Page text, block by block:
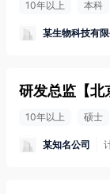
10年以上 本科
某生物科技有
研发总监 【北
10年以上 硕士
某知名公司